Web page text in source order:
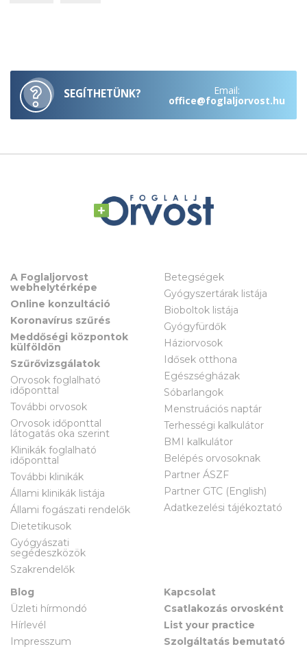
SEGÍTHETÜNK? Email:
office@foglaljorvost.hu
A Foglaljorvost
webhelytérképe
Online konzultáció
Koronavírus szűrés
Meddőségi központok
külföldön
Szűrővizsgálatok
Orvosok foglalható
időponttal
További orvosok
Orvosok időponttal
látogatás oka szerint
Klinikák foglalható
időponttal
További klinikák
Állami klinikák listája
Állami fogászati rendelők
Dietetikusok
Gyógyászati
segédeszközök
Szakrendelők
Betegségek
Gyógyszertárak listája
Bioboltok listája
Gyógyfürdők
Háziorvosok
Idősek otthona
Egészségházak
Sóbarlangok
Menstruációs naptár
Terhességi kalkulátor
BMI kalkulátor
Belépés orvosoknak
Partner ÁSZF
Partner GTC (English)
Adatkezelési tájékoztató
Blog
Üzleti hírmondó
Hírlevél
Impresszum
Kapcsolat
Csatlakozás orvosként
List your practice
Szolgáltatás bemutató